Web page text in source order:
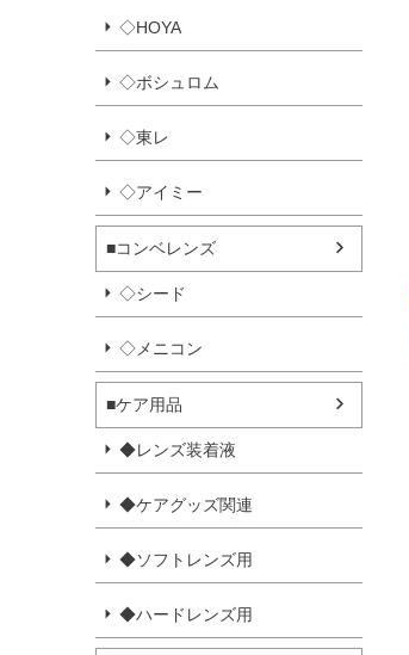
◇HOYA
◇ボシュロム
◇東レ
◇アイミー
■コンベレンズ
◇シード
◇メニコン
■ケア用品
◆レンズ装着液
◆ケアグッズ関連
◆ソフトレンズ用
◆ハードレンズ用